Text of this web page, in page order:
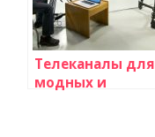
Телеканалы для
модных и